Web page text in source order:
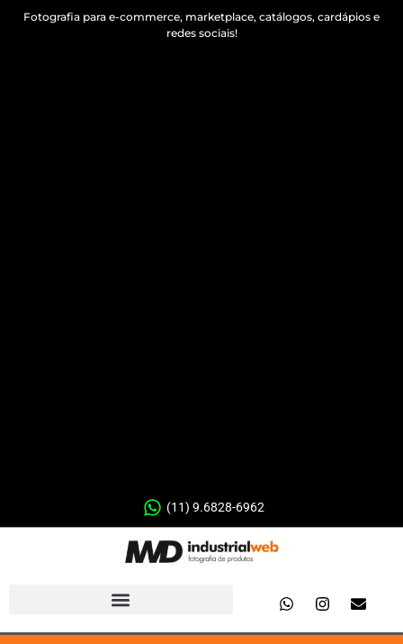
Fotografia para e-commerce, marketplace, catálogos, cardápios e
redes sociais!
(11) 9.6828-6962